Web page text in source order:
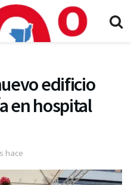
edificio
en hospital
hace